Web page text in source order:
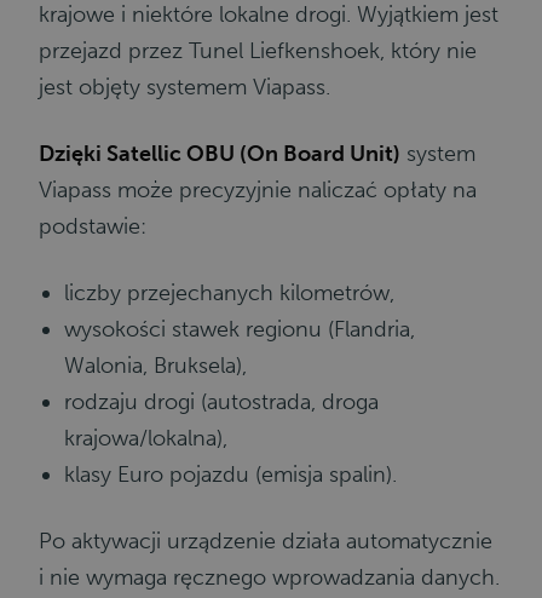
krajowe i niektóre lokalne drogi. Wyjątkiem jest
przejazd przez Tunel Liefkenshoek, który nie
jest objęty systemem Viapass.
Dzięki Satellic OBU (On Board Unit) system
Viapass może precyzyjnie naliczać opłaty na
podstawie:
liczby przejechanych kilometrów,
wysokości stawek regionu (Flandria,
Walonia, Bruksela),
rodzaju drogi (autostrada, droga
krajowa/lokalna),
klasy Euro pojazdu (emisja spalin).
Po aktywacji urządzenie działa automatycznie
i nie wymaga ręcznego wprowadzania danych.